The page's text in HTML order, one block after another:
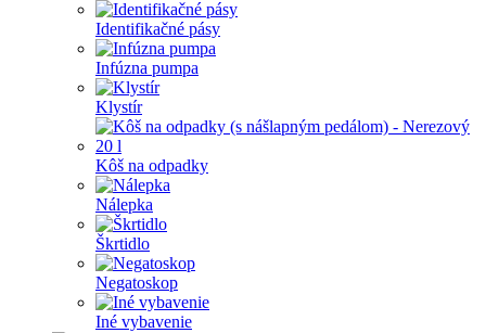
Identifikačné pásy
Infúzna pumpa
Klystír
Kôš na odpadky
Nálepka
Škrtidlo
Negatoskop
Iné vybavenie